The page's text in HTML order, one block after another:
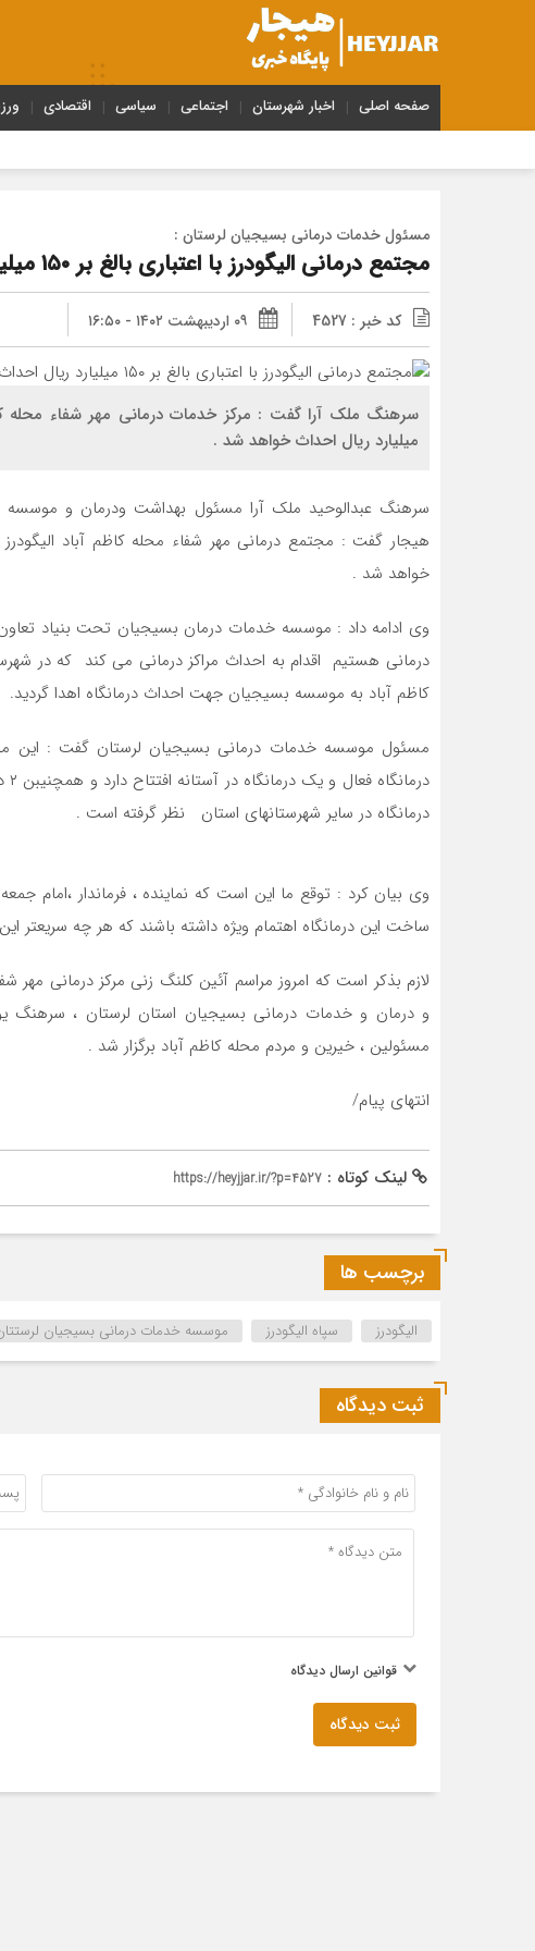
صفحه اصلی اخبار شهرستان اجتماعی سیاسی اقتصادی
مسئول خدمات درمانی بسیجیان لرستان :
مجتمع درمانی الیگودرز با اعتباری بالغ بر ۱۵۰ میلیارد ریال احداث می شود
کد خبر : 4527 ۰۹ اردیبهشت ۱۴۰۲ - ۱۶:۵۰
میلیارد ریال احداث خواهد شد .
سرهنگ عبدالوحید ملک آرا مسئول بهداشت ودرمان و
خواهد شد .
وی ادامه داد : موسسه خدمات درمان بسیجیان تحت بنیاد
درمانی هستیم اقدام به احداث مراکز درمانی می کند که در
کاظم آباد به موسسه بسیجیان جهت احداث درمانگاه اهدا گردید.
مسئول موسسه خدمات درمانی بسیجیان لرستان گفت : این
درمانگاه در سایر شهرستانهای استان نظر گرفته است .
وی بیان کرد : توقع ما این است که نماینده ، فرماندار
ساخت این درمانگاه اهتمام ویژه داشته باشند که هر چه سریعتر
لازم بذکر است که امروز مراسم آئین کلنگ زنی مرکز درمانی
و درمان و خدمات درمانی بسیجیان استان لرستان ، سرهنگ
مسئولین ، خیرین و مردم محله کاظم آباد برگزار شد .
انتهای پیام/
لینک کوتاه : https://heyjjar.ir/?p=4527
برچسب ها
الیگودرز سپاه الیگودرز موسسه خدمات درمانی بسیجیان
ثبت دیدگاه
قوانین ارسال دیدگاه
ثبت دیدگاه